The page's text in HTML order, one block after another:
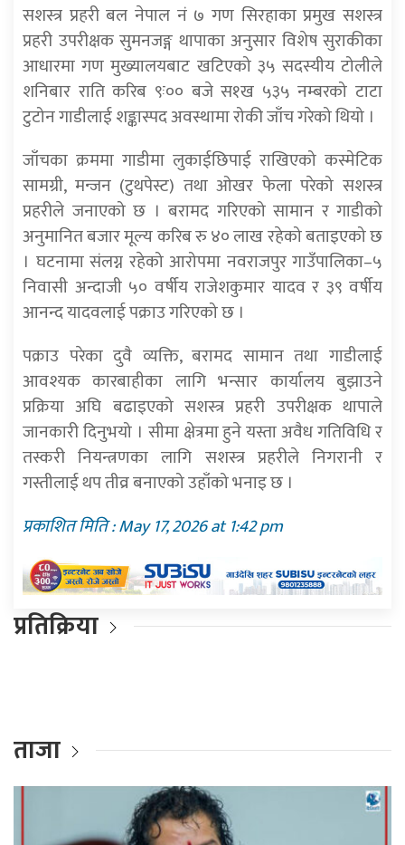
सशस्त्र प्रहरी बल नेपाल नं ७ गण सिरहाका प्रमुख सशस्त्र
प्रहरी उपरीक्षक सुमनजङ्ग थापाका अनुसार विशेष सुराकीका
आधारमा गण मुख्यालयबाट खटिएको ३५ सदस्यीय टोलीले
शनिबार राति करिब ९ः०० बजे स१ख ५३५ नम्बरको टाटा
टुटोन गाडीलाई शङ्कास्पद अवस्थामा रोकी जाँच गरेको थियो ।
जाँचका क्रममा गाडीमा लुकाईछिपाई राखिएको कस्मेटिक
सामग्री, मन्जन (टुथपेस्ट) तथा ओखर फेला परेको सशस्त्र
प्रहरीले जनाएको छ । बरामद गरिएको सामान र गाडीको
अनुमानित बजार मूल्य करिब रु ४० लाख रहेको बताइएको छ
। घटनामा संलग्न रहेको आरोपमा नवराजपुर गाउँपालिका–५
निवासी अन्दाजी ५० वर्षीय राजेशकुमार यादव र ३९ वर्षीय
आनन्द यादवलाई पक्राउ गरिएको छ ।
पक्राउ परेका दुवै व्यक्ति, बरामद सामान तथा गाडीलाई
आवश्यक कारबाहीका लागि भन्सार कार्यालय बुझाउने
प्रक्रिया अघि बढाइएको सशस्त्र प्रहरी उपरीक्षक थापाले
जानकारी दिनुभयो । सीमा क्षेत्रमा हुने यस्ता अवैध गतिविधि र
तस्करी नियन्त्रणका लागि सशस्त्र प्रहरीले निगरानी र
गस्तीलाई थप तीव्र बनाएको उहाँको भनाइ छ ।
प्रकाशित मिति : May 17, 2026 at 1:42 pm
प्रतिक्रिया
ताजा